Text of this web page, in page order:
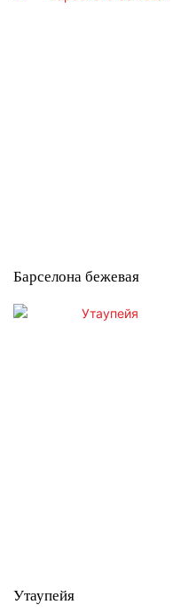
Барселона бежевая
Утаупейя